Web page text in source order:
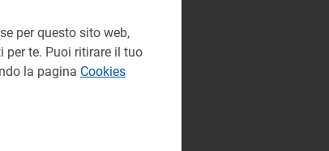
per questo sito web,
te. Puoi ritirare il tuo
la pagina Cookies